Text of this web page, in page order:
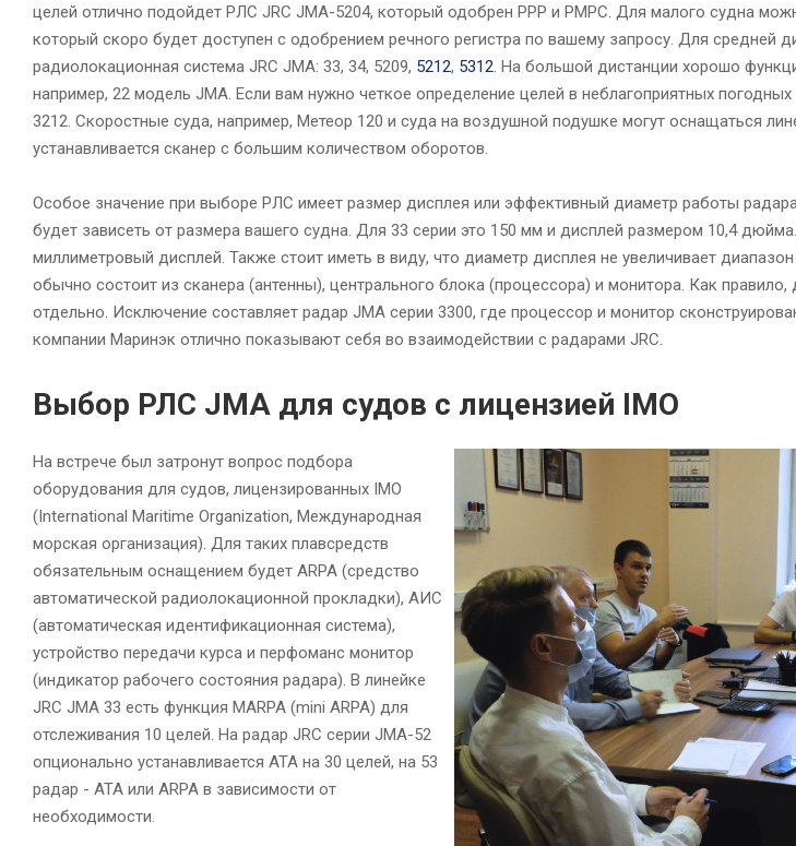
целей отлично подойдет РЛС JRC JMA-5204, который одобрен РРР и РМРС. Для малого судна
который скоро будет доступен с одобрением речного регистра по вашему запросу. Для средней
радиолокационная система JRC JMA: 33, 34, 5209, 5212, 5312. На большой дистанции хорошо
например, 22 модель JMA. Если вам нужно четкое определение целей в неблагоприятных
3212. Скоростные суда, например, Метеор 120 и суда на воздушной подушке могут оснащаться
устанавливается сканер с большим количеством оборотов.
Особое значение при выборе РЛС имеет размер дисплея или эффективный диаметр работы
будет зависеть от размера вашего судна. Для 33 серии это 150 мм и дисплей размером 10,4
миллиметровый дисплей. Также стоит иметь в виду, что диаметр дисплея не увеличивает
обычно состоит из сканера (антенны), центрального блока (процессора) и монитора. Как
отдельно. Исключение составляет радар JMA серии 3300, где процессор и монитор
компании Маринэк отлично показывают себя во взаимодействии с радарами JRC.
Выбор РЛС JMA для судов с лицензией IMO
На встрече был затронут вопрос подбора
оборудования для судов, лицензированных IMO
(International Maritime Organization, Международная
морская организация). Для таких плавсредств
обязательным оснащением будет ARPA (средство
автоматической радиолокационной прокладки), АИС
(автоматическая идентификационная система),
устройство передачи курса и перфоманс монитор
(индикатор рабочего состояния радара). В линейке
JRC JMA 33 есть функция MARPA (mini ARPA) для
отслеживания 10 целей. На радар JRC серии JMA-52
опционально устанавливается ATA на 30 целей, на 53
радар - ATA или ARPA в зависимости от
необходимости.